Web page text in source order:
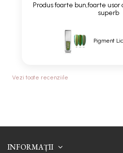
Produs foarte bun,foarte
superb
Pigment
Vezi toate recenziile
INFORMAȚII